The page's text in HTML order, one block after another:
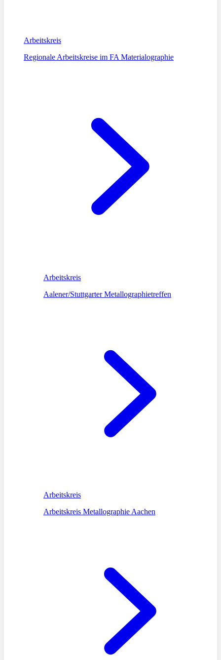
Arbeitskreis
Regionale Arbeitskreise im FA Materialographie
Arbeitskreis
Aalener/Stuttgarter Metallographietreffen
Arbeitskreis
Arbeitskreis Metallographie Aachen